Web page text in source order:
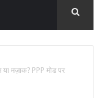
मज़ाक? PPP मोड पर